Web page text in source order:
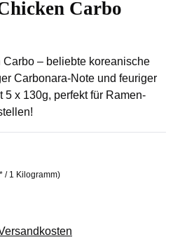
von 0 von 5 Sternen
Carbo
– beliebte koreanische
Carbonara-Note und feuriger
5 x 130g, perfekt für Ramen-
/ 1 Kilogramm)